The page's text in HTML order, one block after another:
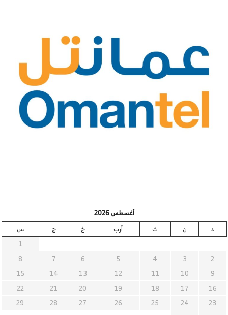
أغسطس 2026
د
ن ث أرب خ ج
س
1
2
3
4
5
6
7
8
9
10
11
12
13
14
15
16
17
18
19
20
21
22
23
24
25
26
27
28
29